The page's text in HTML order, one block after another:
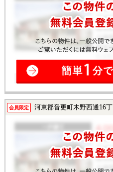
会員限定 河東郡音更町木野西通16